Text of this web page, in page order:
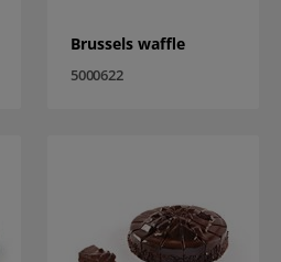
Brussels waffle
5000622